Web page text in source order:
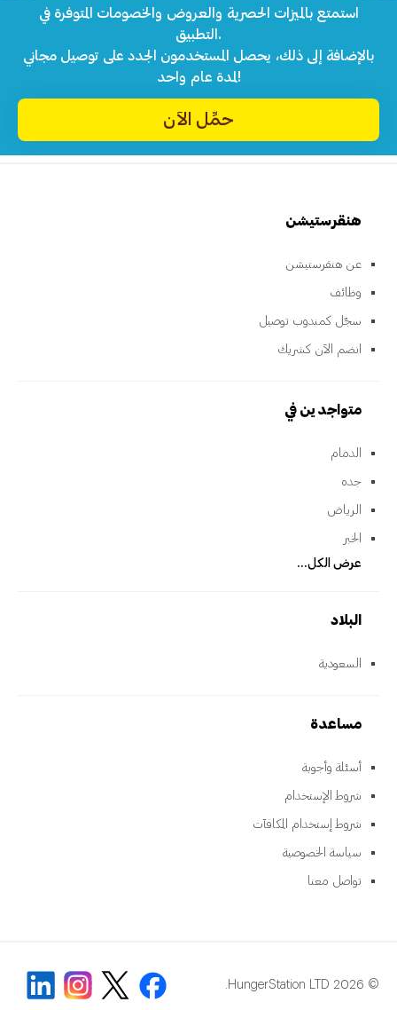
استمتع بالميزات الحصرية والعروض والخصومات المتوفرة في
التطبيق.
بالإضافة إلى ذلك، يحصل المستخدمون الجدد على توصيل مجاني
لمدة عام واحد!
حمِّل الآن
هنقرستيشن
عن هنقرستيشن
وظائف
سجّل كمندوب توصيل
انضم الآن كشريك
متواجدين في
الدمام
جده
الرياض
الخبر
عرض الكل...
البلاد
السعودية
مساعدة
أسئلة وأجوبة
شروط الإستخدام
شروط إستخدام المكافآت
سياسة الخصوصية
تواصل معنا
© 2026 HungerStation LTD.